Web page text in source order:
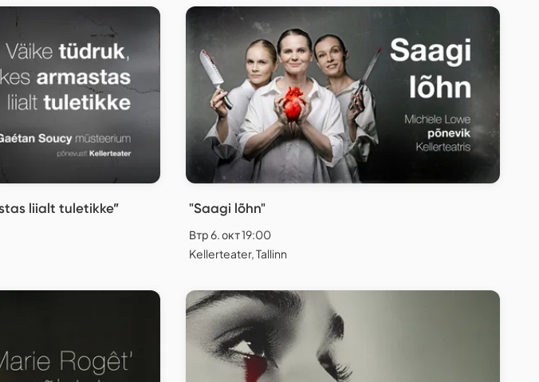
liialt tuletikke” "Saagi lõhn"
Втр 6. окт 19:00
Kellerteater, Tallinn